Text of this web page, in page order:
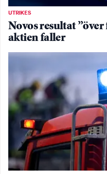
UTRIKES
Novos resultat
aktien faller